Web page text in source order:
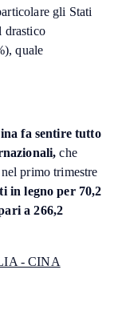
gli Stati
drastico
quale
fa sentire tutto
che
primo trimestre
in legno per 70,2
a 266,2
- CINA